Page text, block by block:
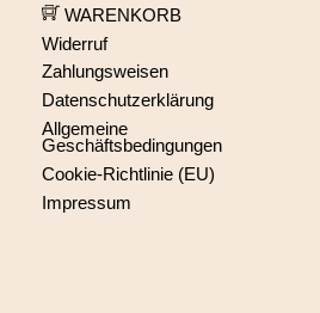
WARENKORB
Widerruf
Zahlungsweisen
Datenschutzerklärung
Allgemeine
Geschäftsbedingungen
Cookie-Richtlinie (EU)
Impressum